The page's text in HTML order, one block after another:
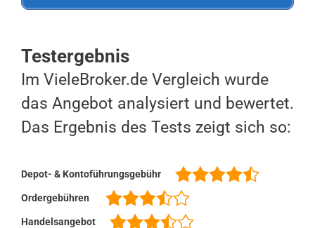
Testergebnis
Im VieleBroker.de Vergleich wurde
das Angebot analysiert und bewertet.
Das Ergebnis des Tests zeigt sich so:
Depot- & Kontoführungsgebühr
Ordergebühren
Handelsangebot